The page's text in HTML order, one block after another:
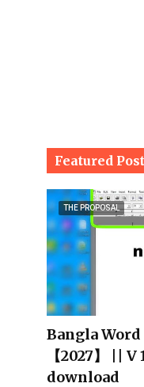
Featured Post
THE PROPOSAL
Bangla
【2027】 ||
download